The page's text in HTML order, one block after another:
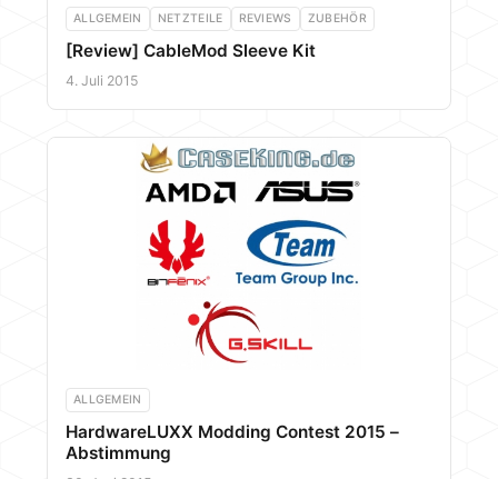
ALLGEMEIN NETZTEILE REVIEWS ZUBEHÖR
[Review] CableMod Sleeve Kit
4. Juli 2015
ALLGEMEIN
HardwareLUXX Modding Contest 2015 –
Abstimmung